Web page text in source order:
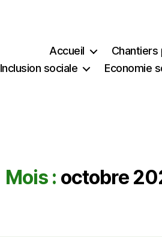
Accueil Chantiers
Inclusion sociale
Economie
Mois : octobre